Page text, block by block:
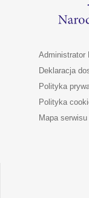
Administrator
Deklaracja
Polityka
Polityka
Mapa serwisu